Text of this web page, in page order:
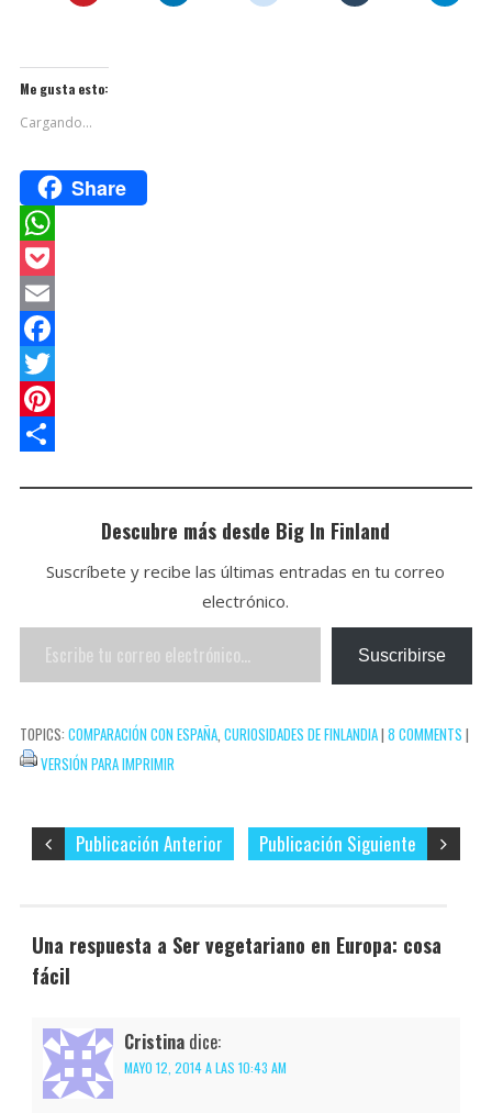
Me gusta esto:
Cargando...
Share
W
h
a
t
s
A
P
o
c
k
e
E
m
a
F
a
c
T
w
P
s
t
r
Descubre más desde Big In Finland
Suscríbete y recibe las últimas entradas en tu correo
electrónico.
Escribe
electrónico…
Suscribirse
TOPICS: COMPARACIÓN CON ESPAÑA, CURIOSIDADES DE FINLANDIA| 8 COMMENTS |
VERSIÓN PARA IMPRIMIR
Publicación Siguiente
Publicación Anterior
Una respuesta a Ser vegetariano en Europa: cosa
fácil
Cristina dice:
MAYO 12, 2014 A LAS 10:43 AM